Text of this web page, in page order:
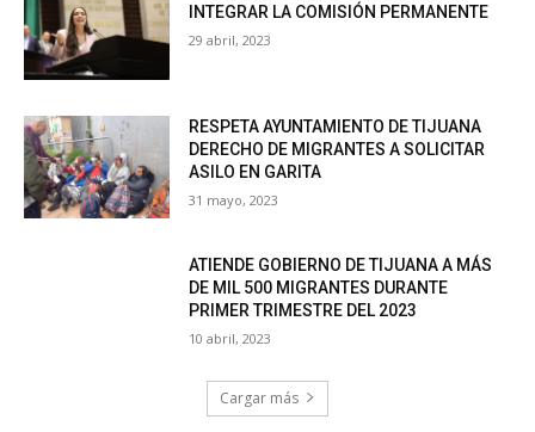
INTEGRAR LA COMISIÓN PERMANENTE
29 abril, 2023
RESPETA AYUNTAMIENTO DE TIJUANA
DERECHO DE MIGRANTES A SOLICITAR
ASILO EN GARITA
31 mayo, 2023
ATIENDE GOBIERNO DE TIJUANA A MÁS
DE MIL 500 MIGRANTES DURANTE
PRIMER TRIMESTRE DEL 2023
10 abril, 2023
Cargar más